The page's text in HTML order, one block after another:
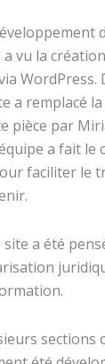
a vu la
WordPress.
a remplacé
pièce par
a fait le
faciliter le
a été
sections